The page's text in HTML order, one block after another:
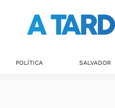
POLÍTICA SALVADOR